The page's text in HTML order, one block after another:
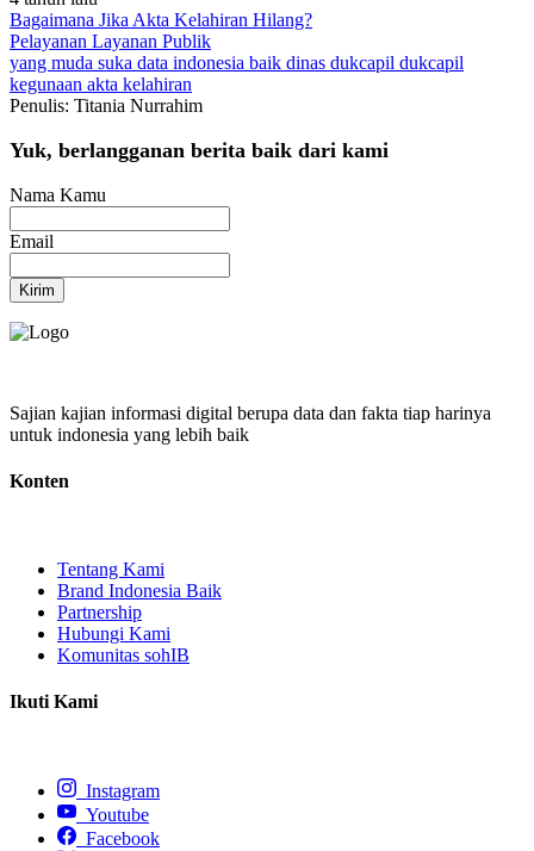
Bagaimana Jika Akta Kelahiran Hilang?
Pelayanan Layanan Publik
yang muda suka data indonesia baik dinas dukcapil dukcapil
kegunaan akta kelahiran
Penulis: Titania Nurrahim
Yuk, berlangganan berita baik dari kami
Nama Kamu
Email
Kirim
Sajian kajian informasi digital berupa data dan fakta tiap harinya
untuk indonesia yang lebih baik
Konten
Tentang Kami
Brand Indonesia Baik
Partnership
Hubungi Kami
Komunitas sohIB
Ikuti Kami
Instagram
Youtube
Facebook